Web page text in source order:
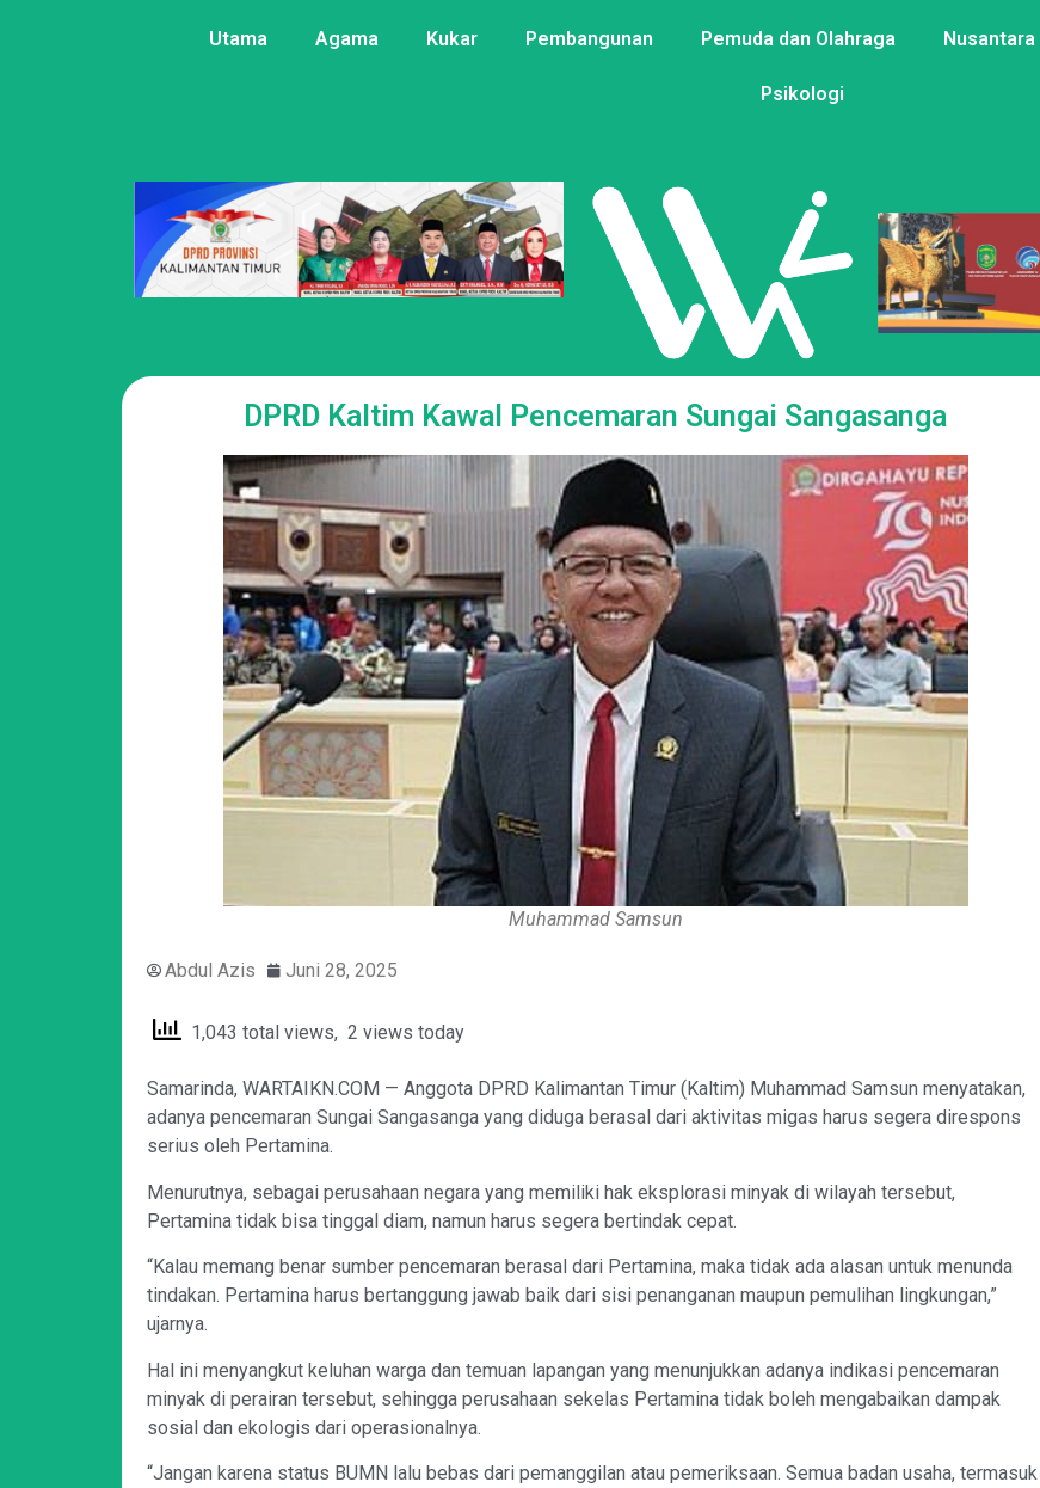
Utama Agama Kukar Pembangunan Pemuda dan Olahraga Nusantara
Psikologi
DPRD Kaltim Kawal Pencemaran Sungai Sangasanga
Muhammad Samsun
Abdul Azis Juni 28, 2025
1,043 total views, 2 views today
Samarinda, WARTAIKN.COM — Anggota DPRD Kalimantan Timur (Kaltim) Muhammad Samsun menyatakan,
adanya pencemaran Sungai Sangasanga yang diduga berasal dari aktivitas migas harus segera direspons
serius oleh Pertamina.
Menurutnya, sebagai perusahaan negara yang memiliki hak eksplorasi minyak di wilayah tersebut,
Pertamina tidak bisa tinggal diam, namun harus segera bertindak cepat.
“Kalau memang benar sumber pencemaran berasal dari Pertamina, maka tidak ada alasan untuk menunda
tindakan. Pertamina harus bertanggung jawab baik dari sisi penanganan maupun pemulihan lingkungan,”
ujarnya.
Hal ini menyangkut keluhan warga dan temuan lapangan yang menunjukkan adanya indikasi pencemaran
minyak di perairan tersebut, sehingga perusahaan sekelas Pertamina tidak boleh mengabaikan dampak
sosial dan ekologis dari operasionalnya.
“Jangan karena status BUMN lalu bebas dari pemanggilan atau pemeriksaan. Semua badan usaha, termasuk